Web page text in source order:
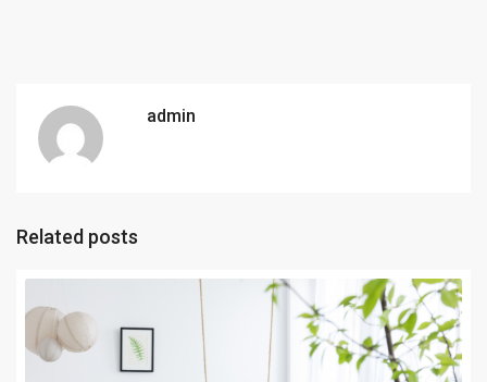
admin
Related posts